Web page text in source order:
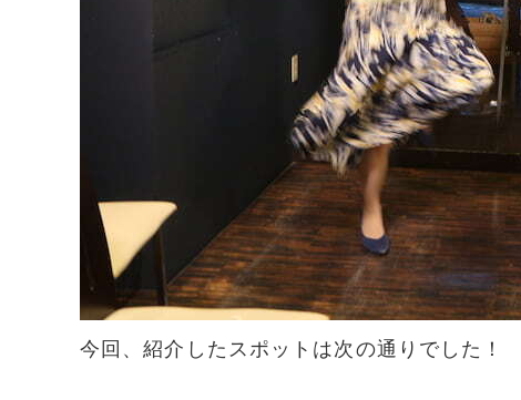
今回、紹介したスポットは次の通りでした！